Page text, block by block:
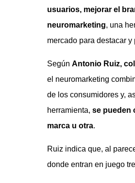
usuarios, mejorar el
neuromarketing, una
mercado para destacar
Según Antonio Ruiz,
el neuromarketing
de los consumidores y,
herramienta, se pueden
marca u otra.
Ruiz indica que, al
donde entran en juego